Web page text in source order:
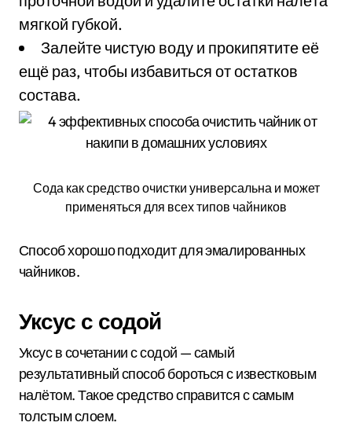
мягкой губкой.
Залейте чистую воду и прокипятите её
ещё раз, чтобы избавиться от остатков
состава.
Сода как средство очистки универсальна и может
применяться для всех типов чайников
Способ хорошо подходит для эмалированных
чайников.
Уксус с содой
Уксус в сочетании с содой — самый
результативный способ бороться с известковым
налётом. Такое средство справится с самым
толстым слоем.